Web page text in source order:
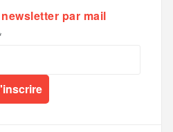
par mail